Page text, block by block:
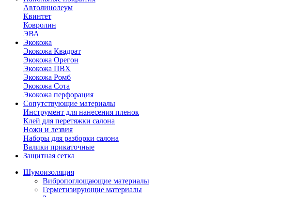
Автолинолеум
Квинтет
Ковролин
ЭВА
Экокожа
Экокожа Квадрат
Экокожа Орегон
Экокожа ПВХ
Экокожа Ромб
Экокожа Сота
Экокожа перфорация
Сопутствующие материалы
Инструмент для нанесения пленок
Клей для перетяжки салона
Ножи и лезвия
Наборы для разборки салона
Валики прикаточные
Защитная сетка
Шумоизоляция
Вибропоглощающие материалы
Герметизирующие материалы